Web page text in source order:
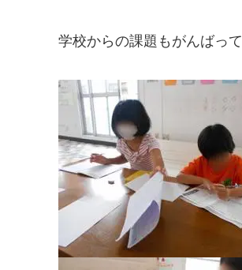
学校からの課題もがんばっ